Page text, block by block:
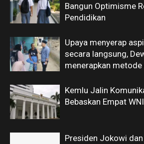
Bangun Optimisme
Pendidikan
Upaya menyerap
secara langsung,
menerapkan
Kemlu Jalin
Bebaskan Empat
Presiden Jokowi